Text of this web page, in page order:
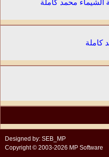
الشيماء محمد كاملة
كاملة
Designed by: SEB_MP
Copyright © 2003-2026 MP Software